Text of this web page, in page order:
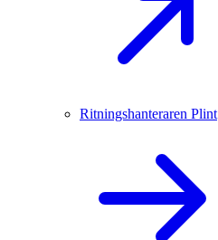
Ritningshanteraren Plint